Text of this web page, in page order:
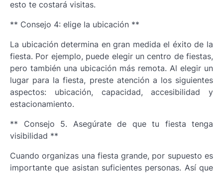
esto te costará visitas.
** Consejo 4: elige la ubicación **
La ubicación determina en gran medida el éxito de la
fiesta. Por ejemplo, puede elegir un centro de fiestas,
pero también una ubicación más remota. Al elegir un
lugar para la fiesta, preste atención a los siguientes
aspectos: ubicación, capacidad, accesibilidad y
estacionamiento.
** Consejo 5. Asegúrate de que tu fiesta tenga
visibilidad **
Cuando organizas una fiesta grande, por supuesto es
importante que asistan suficientes personas. Así que